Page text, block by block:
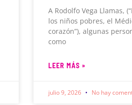
A Rodolfo Vega Llamas,
los niños pobres, el
corazón”), algunas
como
LEER MÁS »
julio 9, 2026 No hay